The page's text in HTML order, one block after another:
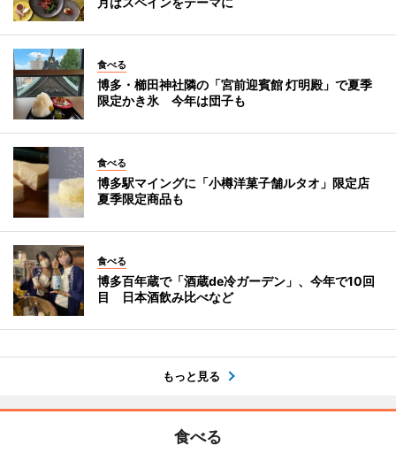
食べる
博多・櫛田神社隣の「宮前迎賓館 灯明殿」で夏季
限定かき氷 今年は団子も
食べる
博多駅マイングに「小樽洋菓子舗ルタオ」限定店
夏季限定商品も
食べる
博多百年蔵で「酒蔵de冷ガーデン」、今年で10回
目 日本酒飲み比べなど
もっと見る
食べる